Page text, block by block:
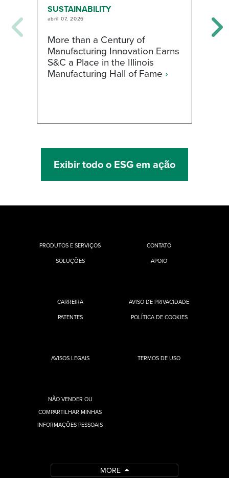
SUSTAINABILITY
abril 07, 2026
More than a Century of
Manufacturing Innovation Earns
S&C a Place in the Illinois
Manufacturing Hall of Fame ›
Exibir todo o ESG em ação
PRODUTOS E SERVIÇOS
SOLUÇÕES
CONTATO
APOIO
CARREIRA
PATENTES
AVISO DE PRIVACIDADE
POLÍTICA DE COOKIES
AVISOS LEGAIS TERMOS DE USO
NÃO VENDER OU
COMPARTILHAR MINHAS
INFORMAÇÕES PESSOAIS
MORE